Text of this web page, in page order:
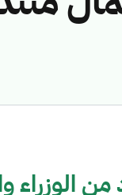
الوزراء